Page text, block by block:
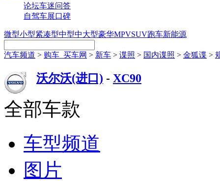
论坛车迷问答
自驾车展口碑
微型小型紧凑型中型中大型豪华MPVSUV跑车新能源
汽车频道 > 购车_买车网 > 新车 > 谍照 > 国内谍照 > 金狐谍 >
沃尔沃(进口) - XC90
全部车款
车型频道
图片